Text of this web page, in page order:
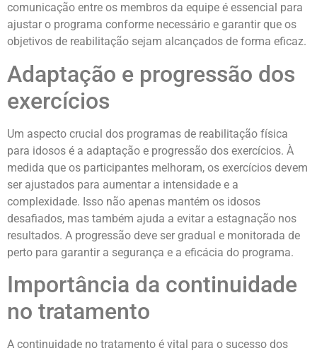
comunicação entre os membros da equipe é essencial para
ajustar o programa conforme necessário e garantir que os
objetivos de reabilitação sejam alcançados de forma eficaz.
Adaptação e progressão dos
exercícios
Um aspecto crucial dos programas de reabilitação física
para idosos é a adaptação e progressão dos exercícios. À
medida que os participantes melhoram, os exercícios devem
ser ajustados para aumentar a intensidade e a
complexidade. Isso não apenas mantém os idosos
desafiados, mas também ajuda a evitar a estagnação nos
resultados. A progressão deve ser gradual e monitorada de
perto para garantir a segurança e a eficácia do programa.
Importância da continuidade
no tratamento
A continuidade no tratamento é vital para o sucesso dos